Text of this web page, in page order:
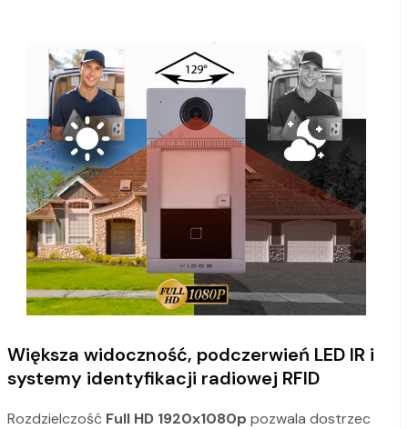
Większa widoczność, podczerwień LED IR i
systemy identyfikacji radiowej RFID
Rozdzielczość Full HD 1920x1080p pozwala dostrzec